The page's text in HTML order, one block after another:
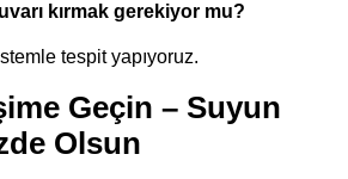
kırmak gerekiyor mu?
tespit yapıyoruz.
Geçin – Suyun
Olsun